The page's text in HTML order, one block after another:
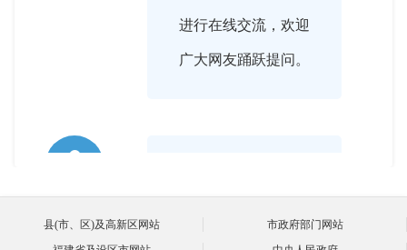
进行在线交流，欢迎
广大网友踊跃提问。
漆副局长，您好，欢
县(市、区)及高新区网站
市政府部门网站